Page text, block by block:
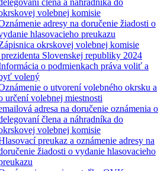
člena a náhradníka do
volebnej komisie
adresy na doručenie žiadosti o
hlasovacieho preukazu
okrskovej volebnej komisie
Slovenskej republiky 2024
o podmienkach práva voliť a
volený
o utvorení volebného okrsku a
určení volebnej miestnosti
adresa na doručenie oznámenia o
člena a náhradníka do
volebnej komisie
preukaz a oznámenie adresy na
žiadosti o vydanie hlasovacieho